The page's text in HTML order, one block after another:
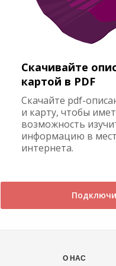
Скачивайте
картой в PDF
Скачайте pdf-
и карту, чтобы
возможность
информацию в
интернета.
О НАС